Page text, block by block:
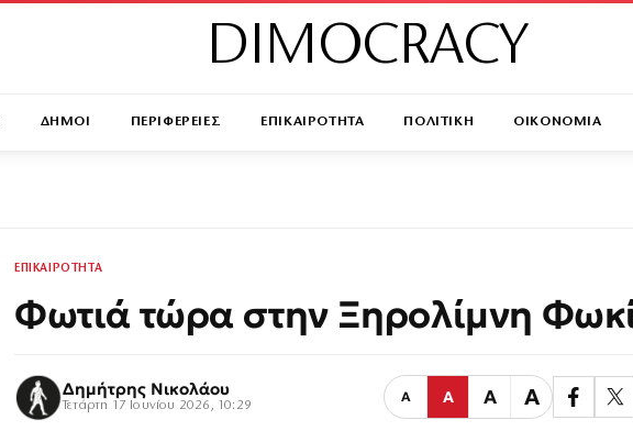
DIMOCRACY
ΔΗΜΟΙ ΠΕΡΙΦΕΡΕΙΕΣ ΕΠΙΚΑΙΡΟΤΗΤΑ ΠΟΛΙΤΙΚΗ ΟΙΚΟΝΟΜΙΑ
ΕΠΙΚΑΙΡΟΤΗΤΑ
Φωτιά τώρα στην Ξηρολίμνη
Δημήτρης Νικολάου
Τετάρτη 17 Ιουνίου 2026, 10:29
Α Α Α Α